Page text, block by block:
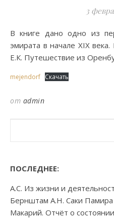
3
В книге дано одно из первых описаний Бухарского
эмирата в начале XIX
Е.К. Путешествие из
mejendorf Скачать
от admin
ПОСЛЕДНЕЕ:
А.С. Из жизни и
Бернштам А.Н. Саки Памира
Макарий. Отчёт о